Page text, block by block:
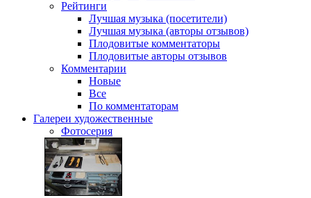
Рейтинги
Лучшая музыка (посетители)
Лучшая музыка (авторы отзывов)
Плодовитые комментаторы
Плодовитые авторы отзывов
Комментарии
Новые
Все
По комментаторам
Галереи художественные
Фотосерия